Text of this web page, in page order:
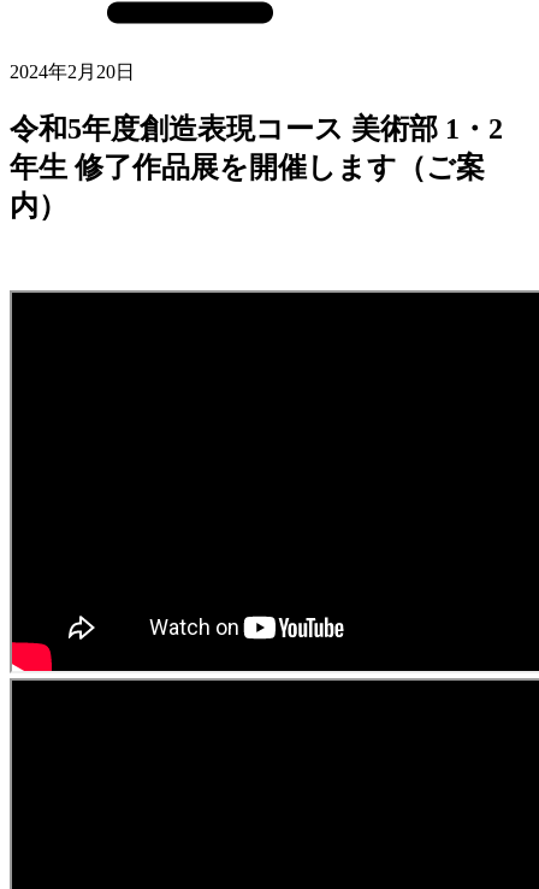
2024年2月20日
令和5年度創造表現コース 美術部 1・2
年生 修了作品展を開催します（ご案
内）